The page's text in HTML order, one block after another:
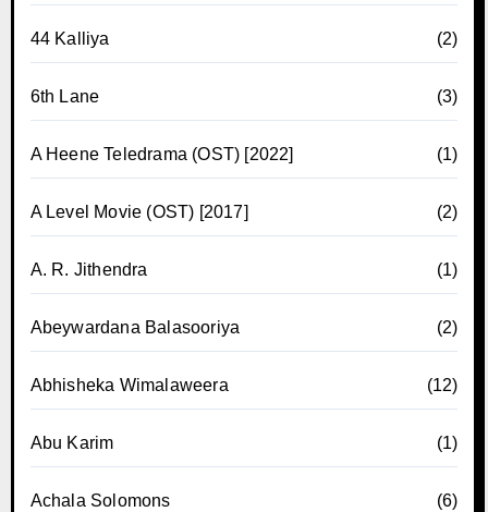
44 Kalliya (2)
6th Lane (3)
A Heene Teledrama (OST) [2022] (1)
A Level Movie (OST) [2017] (2)
A. R. Jithendra (1)
Abeywardana Balasooriya (2)
Abhisheka Wimalaweera (12)
Abu Karim (1)
Achala Solomons (6)